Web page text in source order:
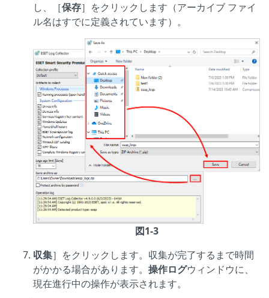
し、［保存］をクリックします（アーカイブ ファイ
ル名はすでに定義されています）。
図1-3
収集］をクリックします。収集が完了するまで時間
がかかる場合があります。 操作ログウィンドウに、
現在進行中の操作が表示されます。